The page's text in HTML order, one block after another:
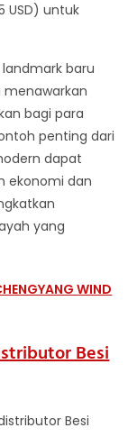
USD) untuk
baru
bagi para
penting dari
dapat
ekonomi dan
yang
WIND
Besi
Besi